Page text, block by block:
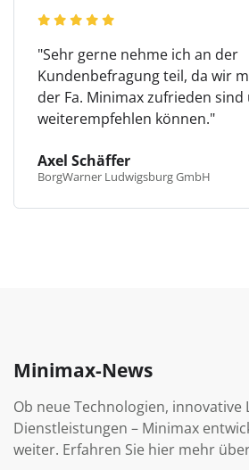
"Sehr gerne nehme ich an der
Kundenbefragung teil, da wir
der Fa. Minimax zufrieden
weiterempfehlen können."
Axel Schäffer
BorgWarner Ludwigsburg GmbH
Minimax-News
Ob neue Technologien, innovative
Dienstleistungen – Minimax
weiter. Erfahren Sie hier mehr